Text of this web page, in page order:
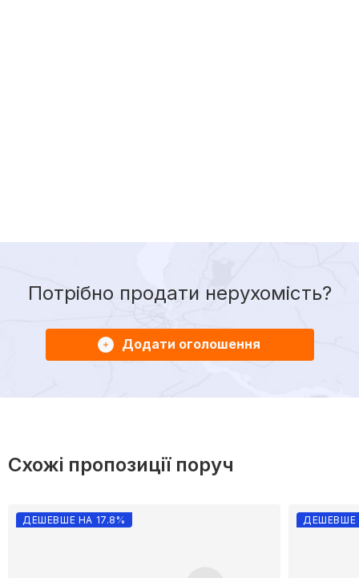
Потрібно продати нерухомість?
Додати оголошення
Схожі пропозиції поруч
ДЕШЕВШЕ НА 17.8% ДЕШЕВШЕ